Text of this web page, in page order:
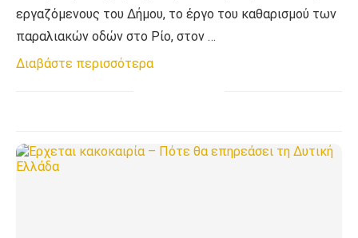
εργαζόμενους του Δήμου, το έργο του καθαρισμού των
παραλιακών οδών στο Ρίο, στον …
Διαβάστε περισσότερα